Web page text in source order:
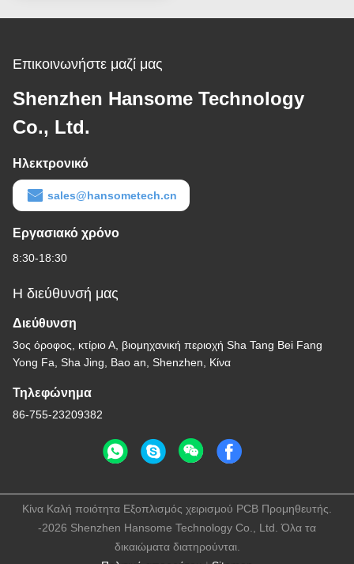
Επικοινωνήστε μαζί μας
Shenzhen Hansome Technology
Co., Ltd.
Ηλεκτρονικό
sales@hansometech.cn
Εργασιακό χρόνο
8:30-18:30
Η διεύθυνσή μας
Διεύθυνση
3ος όροφος, κτίριο Α, βιομηχανική περιοχή Sha Tang Bei Fang
Yong Fa, Sha Jing, Bao an, Shenzhen, Κίνα
Τηλεφώνημα
86-755-23209382
Κίνα Καλή ποιότητα Εξοπλισμός χειρισμού PCB Προμηθευτής.
-2026 Shenzhen Hansome Technology Co., Ltd. Όλα τα
δικαιώματα διατηρούνται.